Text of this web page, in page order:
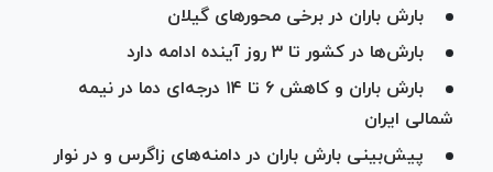
بارش باران در برخی محور‌های گیلان
بارش‌ها در کشور تا ۳ روز آینده ادامه دارد
بارش باران و کاهش ۶ تا ۱۴ درجه‌ای دما در نیمه
شمالی ایران
پیش‌بینی بارش باران در دامنه‌های زاگرس و در نوار